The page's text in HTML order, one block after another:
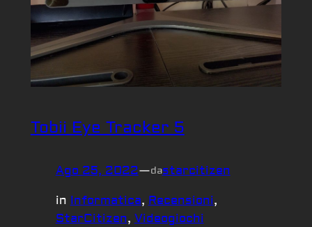
Tobii Eye Tracker 5
Ago 25, 2022—dastarcitizen
in Informatica, Recensioni
StarCitizen, Videogiochi